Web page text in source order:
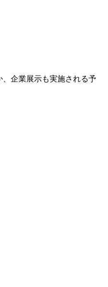
企業展示も実施される予